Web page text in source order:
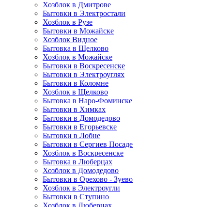
Хозблок в Дмитрове
Бытовки в Электростали
Хозблок в Рузе
Бытовки в Можайске
Хозблок Видное
Бытовкa в Щелково
Хозблок в Можайске
Бытовки в Воскресенске
Бытовки в Электроуглях
Бытовки в Коломне
Хозблок в Щелково
Бытовка в Наро-Фоминске
Бытовки в Химках
Бытовки в Домодедово
Бытовки в Егорьевске
Бытовки в Лобне
Бытовки в Сергиев Посаде
Хозблок в Воскресенске
Бытовка в Люберцах
Хозблок в Домодедово
Бытовки в Орехово - Зуево
Хозблок в Электроугли
Бытовки в Ступино
Хозблок в Люберцах